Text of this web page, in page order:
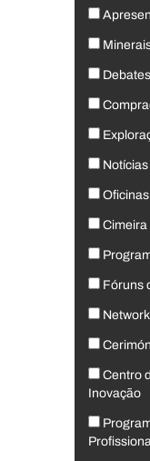
Fóruns
Centro
Inovação